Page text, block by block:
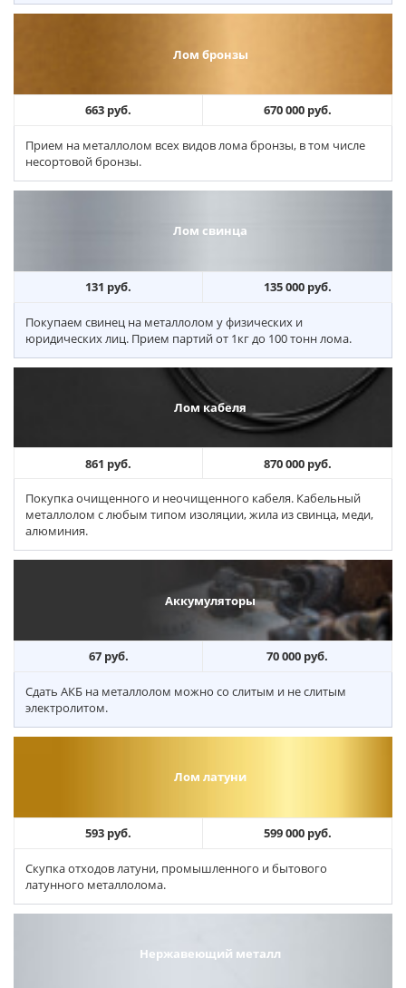
Лом бронзы
663 руб. 670 000 руб.
Прием на металлолом всех видов лома бронзы, в том числе
несортовой бронзы.
Лом свинца
131 руб. 135 000 руб.
Покупаем свинец на металлолом у физических и
юридических лиц. Прием партий от 1кг до 100 тонн лома.
Лом кабеля
861 руб. 870 000 руб.
Покупка очищенного и неочищенного кабеля. Кабельный
металлолом с любым типом изоляции, жила из свинца, меди,
алюминия.
Аккумуляторы
67 руб. 70 000 руб.
Сдать АКБ на металлолом можно со слитым и не слитым
электролитом.
Лом латуни
593 руб. 599 000 руб.
Скупка отходов латуни, промышленного и бытового
латунного металлолома.
Нержавеющий металл